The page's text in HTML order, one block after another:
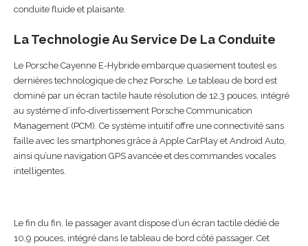
conduite fluide et plaisante.
La Technologie Au Service De La Conduite
Le Porsche Cayenne E-Hybride embarque quasiement toutesl es
dernières technologique de chez Porsche. Le tableau de bord est
dominé par un écran tactile haute résolution de 12,3 pouces, intégré
au système d’info-divertissement Porsche Communication
Management (PCM). Ce système intuitif offre une connectivité sans
faille avec les smartphones grâce à Apple CarPlay et Android Auto,
ainsi qu’une navigation GPS avancée et des commandes vocales
intelligentes.
Le fin du fin, le passager avant dispose d’un écran tactile dédié de
10,9 pouces, intégré dans le tableau de bord côté passager. Cet